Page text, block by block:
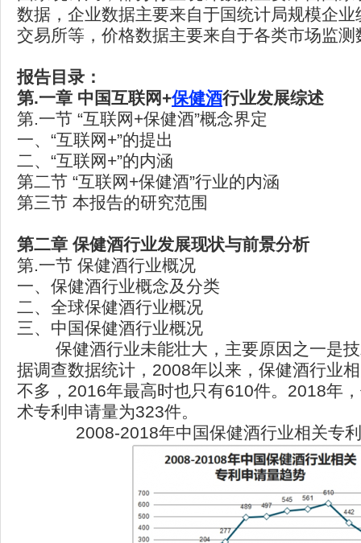
数据，企业数据主要来自于国统计局规模企
交易所等，价格数据主要来自于各类市场监测
报告目录：
第.一章 中国互联网+保健酒行业发展综述
第.一节 “互联网+保健酒”概念界定
一、“互联网+”的提出
二、“互联网+”的内涵
第二节 “互联网+保健酒”行业的内涵
第三节 本报告的研究范围
第二章 保健酒行业发展现状与前景分析
第.一节 保健酒行业概况
一、保健酒行业概念及分类
二、全球保健酒行业概况
三、中国保健酒行业概况
保健酒行业未能壮大，主要原因之一是技
据调查数据统计，2008年以来，保健酒行业
不多，2016年最高时也只有610件。2018年
术专利申请量为323件。
2008-2018年中国保健酒行业相关专